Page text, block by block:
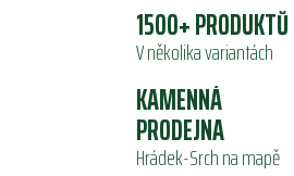
1500+ PRODUKTŮ
V několika variantách
KAMENNÁ
PRODEJNA
Hrádek-Srch na mapě